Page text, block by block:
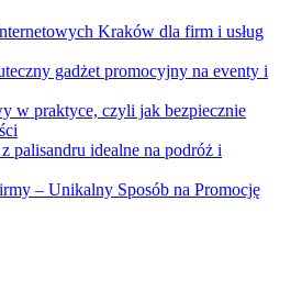
Kraków dla firm i usług
gadżet promocyjny na eventy i
w praktyce, czyli jak bezpiecznie
palisandru idealne na podróż i
– Unikalny Sposób na Promocję